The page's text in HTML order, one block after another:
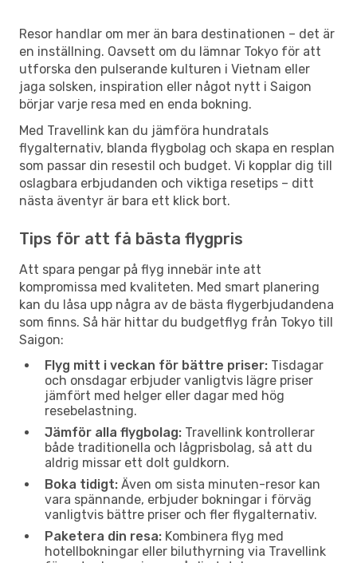
Resor handlar om mer än bara destinationen – det är
en inställning. Oavsett om du lämnar Tokyo för att
utforska den pulserande kulturen i Vietnam eller
jaga solsken, inspiration eller något nytt i Saigon
börjar varje resa med en enda bokning.
Med Travellink kan du jämföra hundratals
flygalternativ, blanda flygbolag och skapa en resplan
som passar din resestil och budget. Vi kopplar dig till
oslagbara erbjudanden och viktiga resetips – ditt
nästa äventyr är bara ett klick bort.
Tips för att få bästa flygpris
Att spara pengar på flyg innebär inte att
kompromissa med kvaliteten. Med smart planering
kan du låsa upp några av de bästa flygerbjudandena
som finns. Så här hittar du budgetflyg från Tokyo till
Saigon:
Flyg mitt i veckan för bättre priser: Tisdagar
och onsdagar erbjuder vanligtvis lägre priser
jämfört med helger eller dagar med hög
resebelastning.
Jämför alla flygbolag: Travellink kontrollerar
både traditionella och lågprisbolag, så att du
aldrig missar ett dolt guldkorn.
Boka tidigt: Även om sista minuten-resor kan
vara spännande, erbjuder bokningar i förväg
vanligtvis bättre priser och fler flygalternativ.
Paketera din resa: Kombinera flyg med
hotellbokningar eller biluthyrning via Travellink